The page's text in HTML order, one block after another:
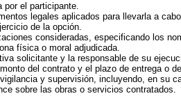
por el participante.
legales aplicados para llevarla a
de la opción.
consideradas, especificando los
física o moral adjudicada.
solicitante y la responsable de su
del contrato y el plazo de entrega o
y supervisión, incluyendo, en su
sobre las obras o servicios contratados.